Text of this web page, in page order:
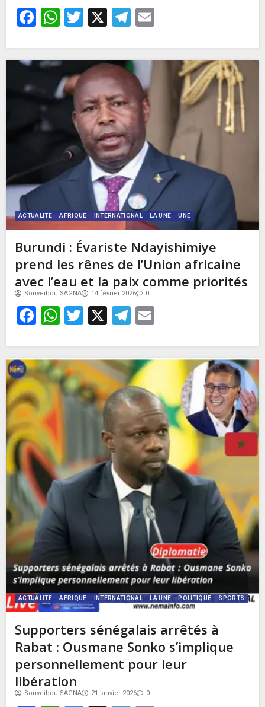
Facebook
WhatsApp
Twitter
X Telegram
ACTUALITE AFRIQUE INTERNATIONAL LA UNE UNE
Burundi : Évariste Ndayishimiye
prend les rênes de l’Union africaine
avec l’eau et la paix comme priorités
Souveibou SAGNA 14 février 2026 0
Facebook
WhatsApp
Twitter
X Telegram
ACTUALITE AFRIQUE INTERNATIONAL LA UNE POLITIQUE SPORTS
Supporters sénégalais arrêtés à
Rabat : Ousmane Sonko s’implique
personnellement pour leur
libération
Souveibou SAGNA 21 janvier 2026 0